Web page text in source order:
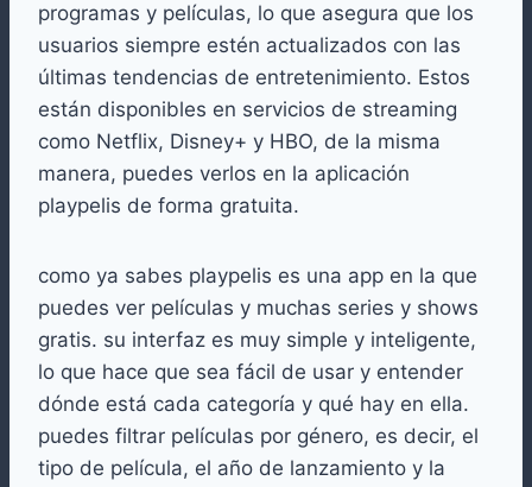
programas y películas, lo que asegura que los
usuarios siempre estén actualizados con las
últimas tendencias de entretenimiento. Estos
están disponibles en servicios de streaming
como Netflix, Disney+ y HBO, de la misma
manera, puedes verlos en la aplicación
playpelis de forma gratuita.
como ya sabes playpelis es una app en la que
puedes ver películas y muchas series y shows
gratis. su interfaz es muy simple y inteligente,
lo que hace que sea fácil de usar y entender
dónde está cada categoría y qué hay en ella.
puedes filtrar películas por género, es decir, el
tipo de película, el año de lanzamiento y la